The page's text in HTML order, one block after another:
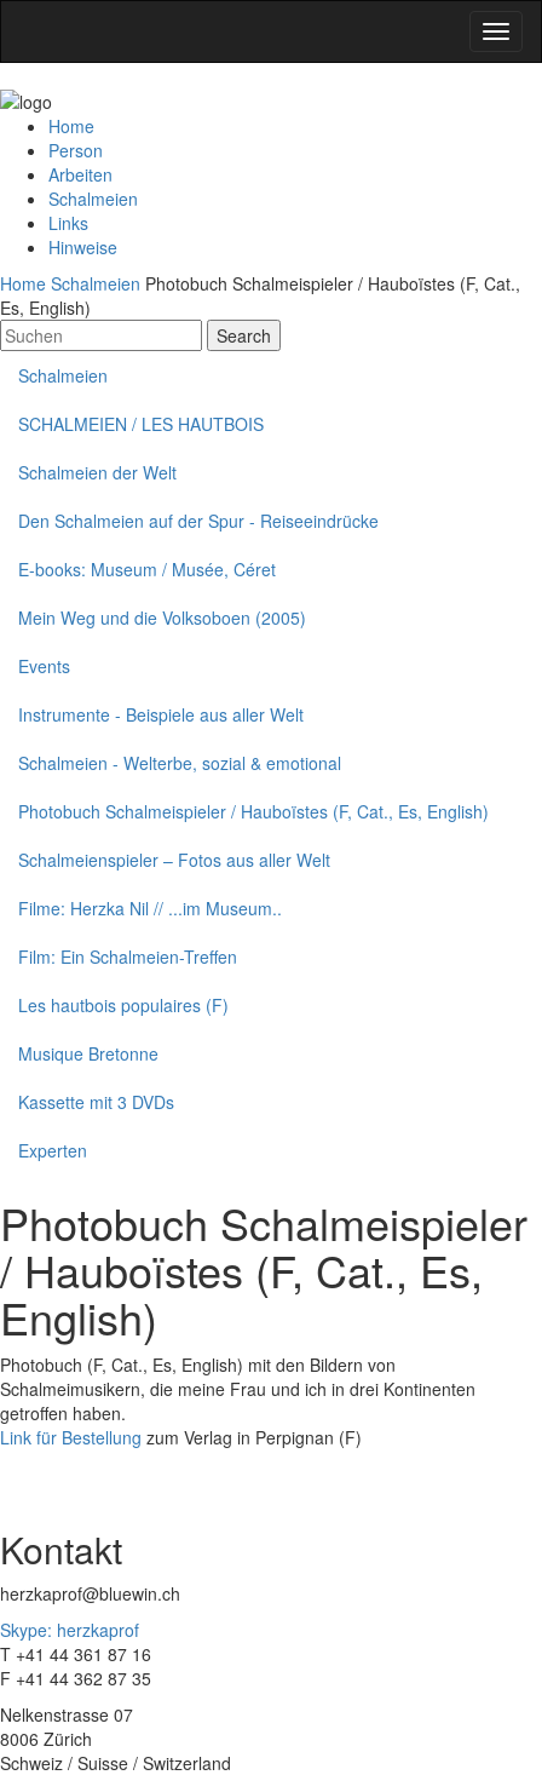
Home
Person
Arbeiten
Schalmeien
Links
Hinweise
Home Schalmeien Photobuch Schalmeispieler / Hauboïstes (F, Cat.,
Es, English)
Search
Schalmeien
SCHALMEIEN / LES HAUTBOIS
Schalmeien der Welt
Den Schalmeien auf der Spur - Reiseeindrücke
E-books: Museum / Musée, Céret
Mein Weg und die Volksoboen (2005)
Events
Instrumente - Beispiele aus aller Welt
Schalmeien - Welterbe, sozial & emotional
Photobuch Schalmeispieler / Hauboïstes (F, Cat., Es, English)
Schalmeienspieler – Fotos aus aller Welt
Filme: Herzka Nil // ...im Museum..
Film: Ein Schalmeien-Treffen
Les hautbois populaires (F)
Musique Bretonne
Kassette mit 3 DVDs
Experten
Photobuch Schalmeispieler
/ Hauboïstes (F, Cat., Es,
English)
Photobuch (F, Cat., Es, English) mit den Bildern von
Schalmeimusikern, die meine Frau und ich in drei Kontinenten
getroffen haben.
Link für Bestellung zum Verlag in Perpignan (F)
Kontakt
herzkaprof@bluewin.ch
Skype: herzkaprof
T +41 44 361 87 16
F +41 44 362 87 35
Nelkenstrasse 07
8006 Zürich
Schweiz / Suisse / Switzerland